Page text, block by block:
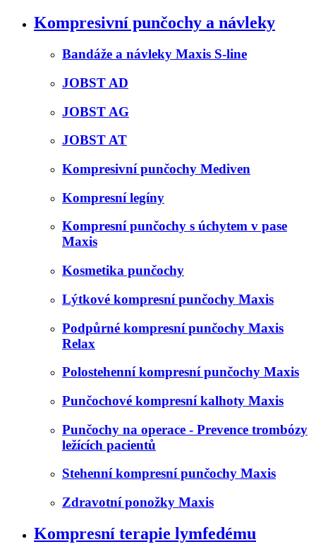
Kompresivní punčochy a návleky
Bandáže a návleky Maxis S-line
JOBST AD
JOBST AG
JOBST AT
Kompresivní punčochy Mediven
Kompresní legíny
Kompresní punčochy s úchytem v pase
Maxis
Kosmetika punčochy
Lýtkové kompresní punčochy Maxis
Podpůrné kompresní punčochy Maxis
Relax
Polostehenní kompresní punčochy Maxis
Punčochové kompresní kalhoty Maxis
Punčochy na operace - Prevence trombózy
ležících pacientů
Stehenní kompresní punčochy Maxis
Zdravotní ponožky Maxis
Kompresní terapie lymfedému